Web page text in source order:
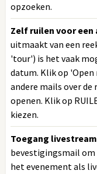
opzoeken.
Zelf ruilen voor een
uitmaakt van een
'tour') is het vaak
datum. Klik op
andere mails over de
openen. Klik op
kiezen.
Toegang livestream
bevestigingsmail
het evenement als